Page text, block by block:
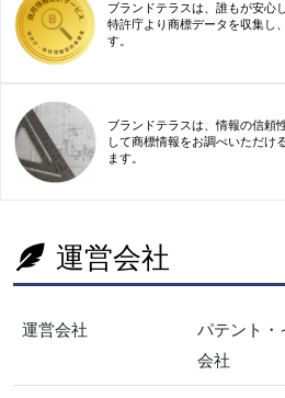
ブランドテラスは、誰もが安心
特許庁より商標データを収集し
す。
ブランドテラスは、情報の信頼
して商標情報をお調べいただけ
ます。
運営会社
運営会社
パテント・
会社